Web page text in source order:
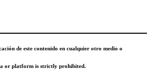
de este contenido en cualquier otro medio o
or platform is strictly prohibited.